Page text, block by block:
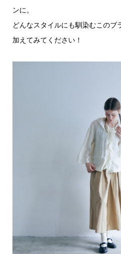
ンに。
どんなスタイルにも馴染むこのブ
加えてみてください！